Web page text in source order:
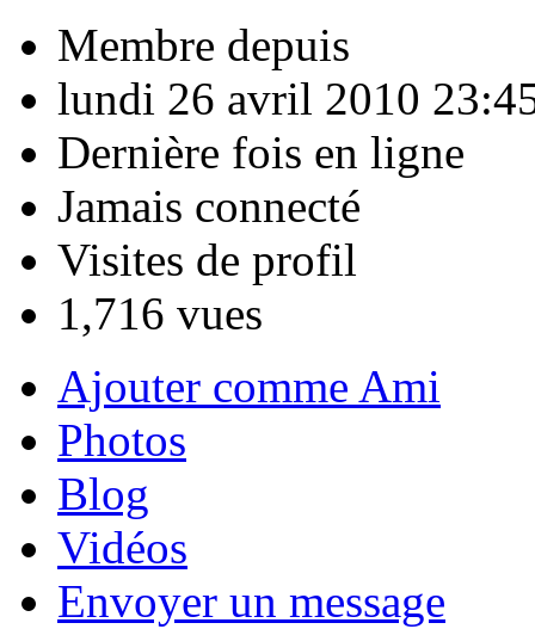
Membre depuis
lundi 26 avril 2010
Dernière fois en ligne
Jamais connecté
Visites de profil
1,716 vues
Ajouter comme Ami
Photos
Blog
Vidéos
Envoyer un message